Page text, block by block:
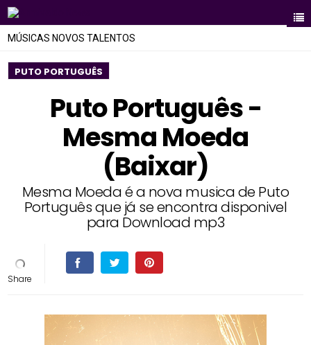
MÚSICAS NOVOS TALENTOS
PUTO PORTUGUÊS
Puto Português -
Mesma Moeda
(Baixar)
Mesma Moeda é a nova musica de Puto
Português que já se encontra disponivel
para Download mp3